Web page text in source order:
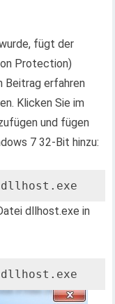
fügt der
Protection)
Beitrag erfahren
Klicken Sie im
und fügen
7 32-Bit hinzu:
dllhost.exe in
dllhost.exe